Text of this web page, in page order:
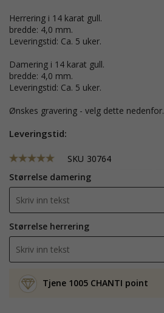
Herrering i 14 karat gull.
bredde: 4,0 mm.
Leveringstid: Ca. 5 uker.
Damering i 14 karat gull.
bredde: 4,0 mm.
Leveringstid: Ca. 5 uker.
Ønskes gravering - velg dette nedenfor.
Leveringstid:
SKU 30764
Størrelse damering
Størrelse herrering
Tjene 1005 CHANTI point